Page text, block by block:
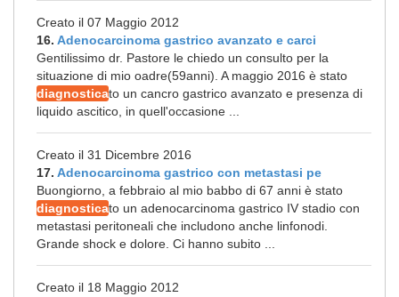
Creato il 07 Maggio 2012
16. Adenocarcinoma gastrico avanzato e carci
Gentilissimo dr. Pastore le chiedo un consulto per la
situazione di mio oadre(59anni). A maggio 2016 è stato
diagnosticato un cancro gastrico avanzato e presenza di
liquido ascitico, in quell'occasione ...
Creato il 31 Dicembre 2016
17. Adenocarcinoma gastrico con metastasi pe
Buongiorno, a febbraio al mio babbo di 67 anni è stato
diagnosticato un adenocarcinoma gastrico IV stadio con
metastasi peritoneali che includono anche linfonodi.
Grande shock e dolore. Ci hanno subito ...
Creato il 18 Maggio 2012